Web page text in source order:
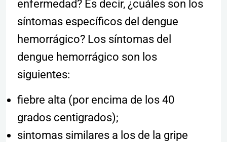
enfermedad? Es decir, ¿cuáles son los
síntomas específicos del dengue
hemorrágico? Los síntomas del
dengue hemorrágico son los
siguientes:
fiebre alta (por encima de los 40
grados centigrados);
sintomas similares a los de la gripe